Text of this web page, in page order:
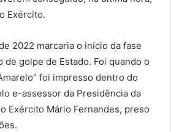
Exército.
2022 marcaria o início da fase
de golpe de Estado. Foi quando o
foi impresso dentro do
e-assessor da Presidência da
Exército Mário Fernandes, preso